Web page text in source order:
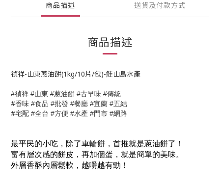
商品描述 送貨及付款方式
商品描述
禎祥-山東蔥油餅(1kg/10片/包)-鮭山島水產
#禎祥 #山東 #蔥油餅 #古早味 #傳統
#香味 #食品 #批發 #餐廳 #宜蘭 #五結
#宅配 #全台 #方便 #水產 #門市 #網路
最平民的小吃，除了車輪餅，首推就是蔥油餅了！
富有層次感的餅皮，再加個蛋，就是簡單的美味。
外層香酥內層鬆軟，越嚼越有勁！